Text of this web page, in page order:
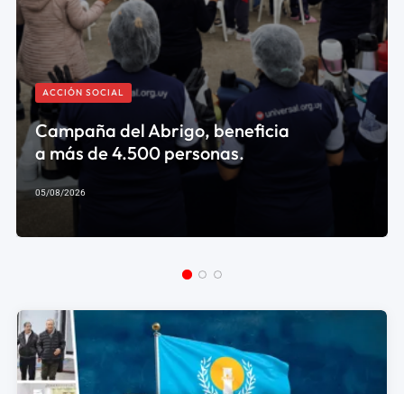
ACCIÓN SOCIAL
Campaña del Abrigo, beneficia
a más de 4.500 personas.
05/08/2026